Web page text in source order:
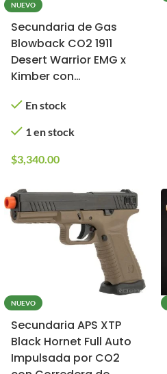
NUEVO
Secundaria de Gas
Blowback CO2 1911
Desert Warrior EMG x
Kimber con
Airsoft
En stock
1 en stock
$3,340.00
NUEVO
Secundaria APS XTP
Black Hornet Full Auto
Impulsada por CO2